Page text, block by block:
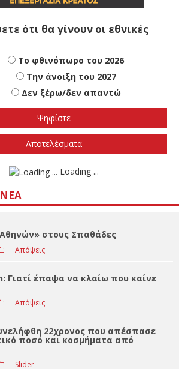
ότι θα γίνουν οι εθνικές
Το φθινόπωρο του 2026
Την άνοιξη του 2027
Δεν ξέρω/δεν απαντώ
στους Σπαθάδες
Απόψεις
Γιατί έπαψα να κλαίω που καίνε